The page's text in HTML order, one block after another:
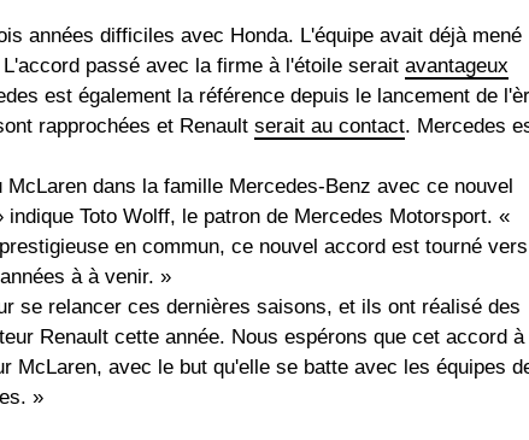
années difficiles avec Honda. L'équipe avait déjà mené
passé avec la firme à l'étoile serait avantageux
est également la référence depuis le lancement de
rapprochées et Renault serait au contact. Mercedes
dans la famille Mercedes-Benz avec ce nouvel
Toto Wolff, le patron de Mercedes Motorsport. «
en commun, ce nouvel accord est tourné vers
à à venir. »
se relancer ces dernières saisons, et ils ont réalisé des
Renault cette année. Nous espérons que cet accord à
McLaren, avec le but qu'elle se batte avec les équipes
»